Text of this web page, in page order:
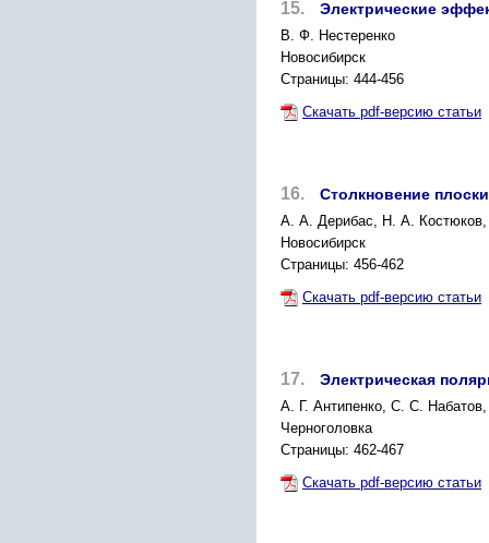
15. Электрические
B. Ф. Нестеренко
Новосибирск
Страницы: 444-456
Скачать pdf-версию статьи
16. Столкновение
А. А. Дерибас, Н. А.
Новосибирск
Страницы: 456-462
Скачать pdf-версию статьи
17. Электрическая
А. Г. Антипенко, С. С.
Черноголовка
Страницы: 462-467
Скачать pdf-версию статьи